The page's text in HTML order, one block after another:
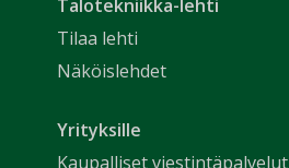
Talotekniikka-lehti
Tilaa lehti
Näköislehdet
Yrityksille
Kaupalliset viestintäpalvelut